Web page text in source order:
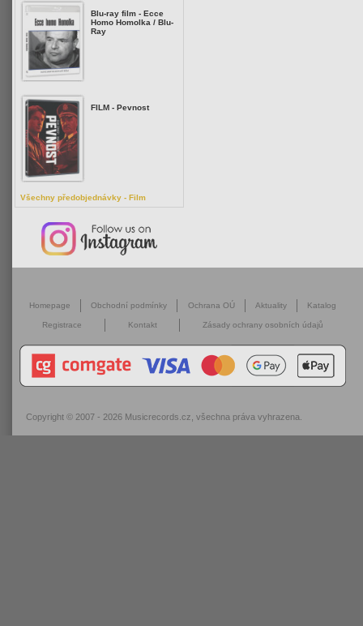
Blu-ray film - Ecce
Homo Homolka / Blu-
Ray
FILM - Pevnost
Všechny předobjednávky - Film
Homepage Obchodní podmínky Ochrana OÚ Aktuality Katalog
Registrace Kontakt Zásady ochrany osobních údajů
Copyright © 2007 - 2026 Musicrecords.cz , všechna práva vyhrazena.